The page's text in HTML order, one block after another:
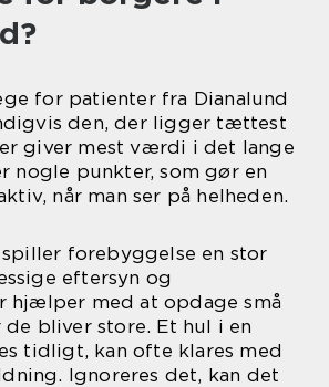
for patienter fra Dianalund
den, der ligger tættest
giver mest værdi i det lange
nogle punkter, som gør en
når man ser på helheden.
forebyggelse en stor
eftersyn og
hjælper med at opdage små
bliver store. Et hul i en
tidligt, kan ofte klares med
Ignoreres det, kan det